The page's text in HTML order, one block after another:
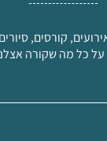
קורסים,
כל מה שקורה